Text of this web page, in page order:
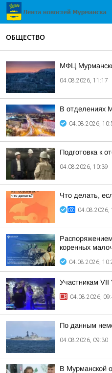
ОБЩЕСТВО
МФЦ
04.08.2026, 11:17
В отделениях
04.08.2026,
Подготовка к
04.08.2026, 10:39
Что делать,
04.08.2026,
коренных
04.08.2026,
Участникам VII
04.08.2026,
По данным
04.08.2026, 09:30
В Мурманской